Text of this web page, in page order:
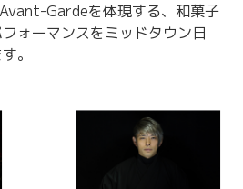
Gardeを体現する、和菓子
ォーマンスをミッドタウン日
。